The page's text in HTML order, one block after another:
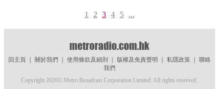
1 2 3 4 5 ...
回主頁｜ 關於我們 使用條款及細則 版權及免責聲明 私隱政策｜ 聯絡
我們
Copyright 2020© Metro Broadcast Corporation Limited. All rights reserved.